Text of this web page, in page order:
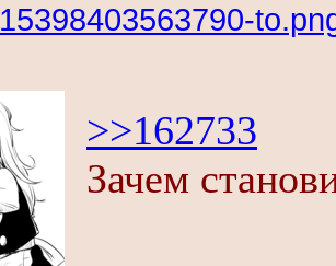
15398403563790-
>>162733
Зачем